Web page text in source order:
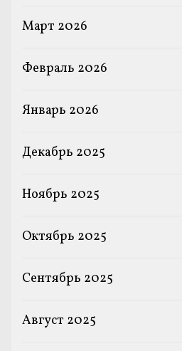
Март 2026
Февраль 2026
Январь 2026
Декабрь 2025
Ноябрь 2025
Октябрь 2025
Сентябрь 2025
Август 2025